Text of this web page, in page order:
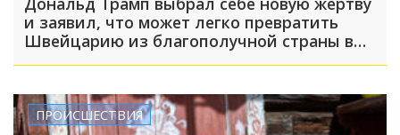
и заявил, что может легко превратить
Швейцарию из благополучной страны в
ПРОИСШЕСТВИЯ